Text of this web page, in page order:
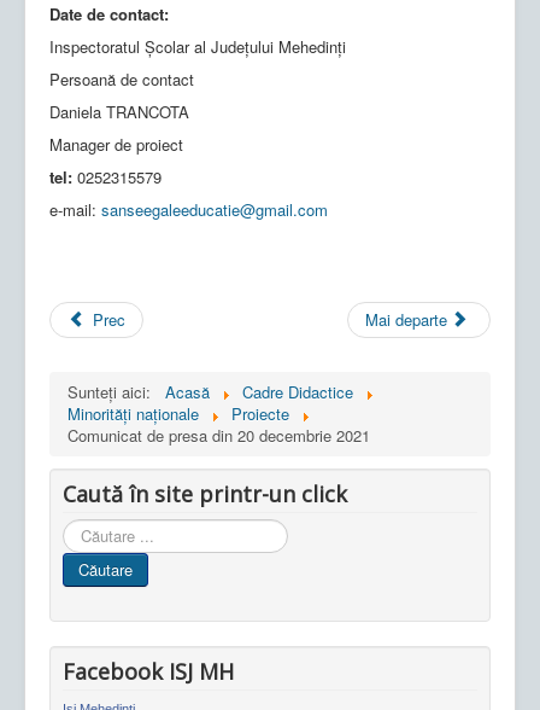
Date de contact:
Inspectoratul Școlar al Județului Mehedinți
Persoană de contact
Daniela TRANCOTA
Manager de proiect
tel: 0252315579
e-mail: sanseegaleeducatie@gmail.com
Prec Mai departe
Sunteți aici: Acasă
Cadre Didactice
Minorități naționale
Proiecte
Comunicat de presa din 20 decembrie 2021
Caută în site printr-un click
Cauta
in
site
Căutare
Facebook ISJ MH